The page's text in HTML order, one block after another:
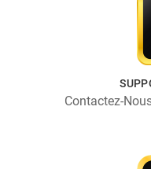
Contactez-